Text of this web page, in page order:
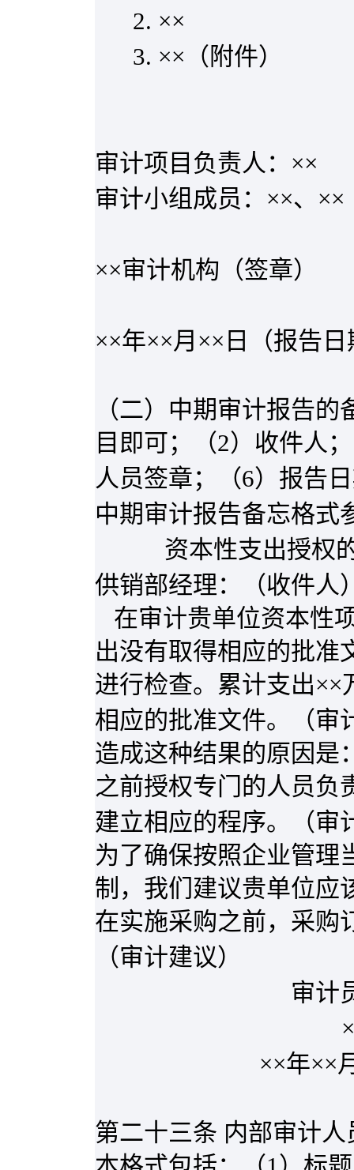
2. ××
3. ××（附件）
审计项目负责人：××
审计小组成员：××、××
××审计机构（签章）
××年××月××日（报告日
（二）中期审计报告
目即可；（2）收件人
人员签章；（6）报告
中期审计报告备忘格式
资本性支出授权
供销部经理：（收件人
在审计贵单位资本性
出没有取得相应的批准
进行检查。累计支出××
相应的批准文件。（审
造成这种结果的原因是
之前授权专门的人员负
建立相应的程序。（审
为了确保按照企业管理
制，我们建议贵单位应
在实施采购之前，采购
（审计建议）
审计
××年××
第二十三条 内部审计